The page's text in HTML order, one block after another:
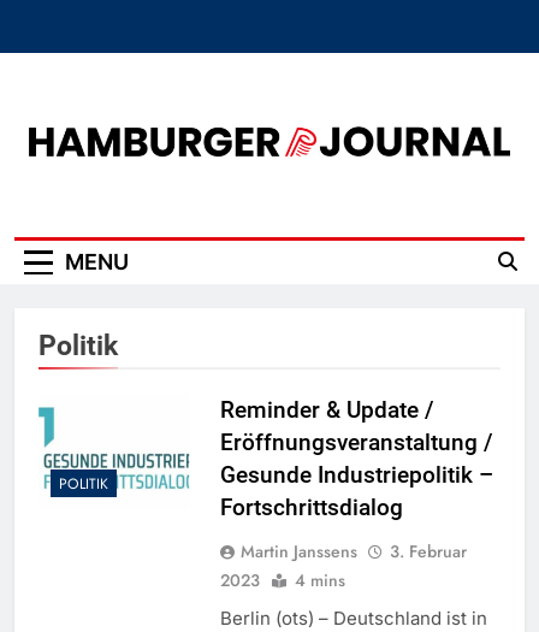
MENU
Politik
POLITIK
Reminder & Update /
Eröffnungsveranstaltung /
Gesunde Industriepolitik –
Fortschrittsdialog
Martin Janssens
3. Februar
2023
4 mins
Berlin (ots) – Deutschland ist in